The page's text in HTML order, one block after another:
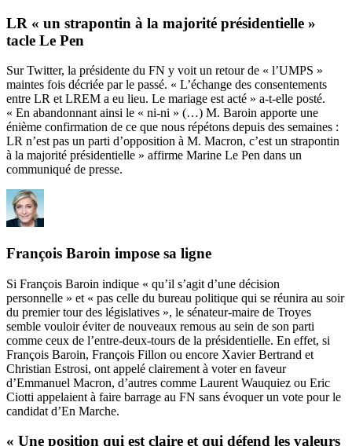
LR « un strapontin à la majorité présidentielle »
tacle Le Pen
Sur Twitter, la présidente du FN y voit un retour de « l’UMPS »
maintes fois décriée par le passé. « L’échange des consentements
entre LR et LREM a eu lieu. Le mariage est acté » a-t-elle posté.
« En abandonnant ainsi le « ni-ni » (…) M. Baroin apporte une
énième confirmation de ce que nous répétons depuis des semaines :
LR n’est pas un parti d’opposition à M. Macron, c’est un strapontin
à la majorité présidentielle » affirme Marine Le Pen dans un
communiqué de presse.
François Baroin impose sa ligne
Si François Baroin indique « qu’il s’agit d’une décision
personnelle » et « pas celle du bureau politique qui se réunira au soir
du premier tour des législatives », le sénateur-maire de Troyes
semble vouloir éviter de nouveaux remous au sein de son parti
comme ceux de l’entre-deux-tours de la présidentielle. En effet, si
François Baroin, François Fillon ou encore Xavier Bertrand et
Christian Estrosi, ont appelé clairement à voter en faveur
d’Emmanuel Macron, d’autres comme Laurent Wauquiez ou Eric
Ciotti appelaient à faire barrage au FN sans évoquer un vote pour le
candidat d’En Marche.
« Une position qui est claire et qui défend les valeurs